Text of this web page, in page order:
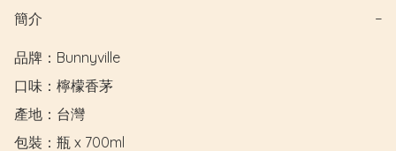
簡介 −
品牌：Bunnyville
口味：檸檬香茅
產地：台灣
包裝：瓶 x 700ml